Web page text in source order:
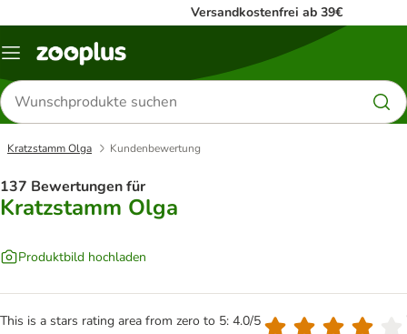
Versandkostenfrei ab 39€
Menü
Produkte
suchen
Kratzstamm Olga Kundenbewertung
137 Bewertungen für
Kratzstamm Olga
Produktbild hochladen
This is a stars rating area from zero to 5: 4.0/5